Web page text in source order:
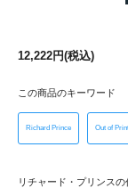
12,222円(税込)
この商品のキーワード
Richard Prince Out of Print
リチャード・プリンス